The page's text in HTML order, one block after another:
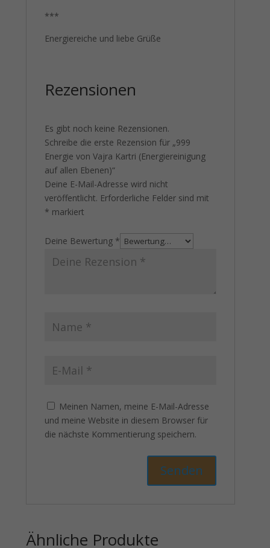
***
Energiereiche und liebe Grüße
Rezensionen
Es gibt noch keine Rezensionen.
Schreibe die erste Rezension für „999
Energie von Vajra Kartri (Energiereinigung
auf allen Ebenen)“
Deine E-Mail-Adresse wird nicht
veröffentlicht. Erforderliche Felder sind mit
* markiert
Deine Bewertung *
Meinen Namen, meine E-Mail-Adresse
und meine Website in diesem Browser für
die nächste Kommentierung speichern.
Ähnliche Produkte